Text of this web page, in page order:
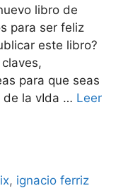
libro de
para ser feliz
este libro?
para que seas
de la vIda … Leer
, ignacio ferriz